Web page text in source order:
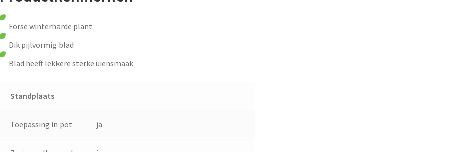
Forse winterharde plant
Dik pijlvormig blad
Blad heeft lekkere sterke uiensmaak
Standplaats
Toepassing in pot ja